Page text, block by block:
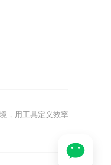
，用工具定义效率